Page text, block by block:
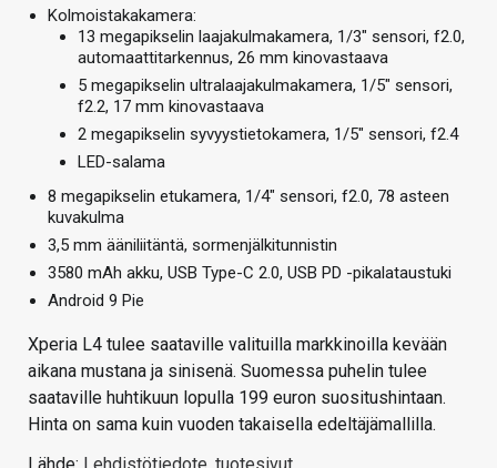
Kolmoistakakamera:
13 megapikselin laajakulmakamera, 1/3″ sensori, f2.0,
automaattitarkennus, 26 mm kinovastaava
5 megapikselin ultralaajakulmakamera, 1/5″ sensori,
f2.2, 17 mm kinovastaava
2 megapikselin syvyystietokamera, 1/5″ sensori, f2.4
LED-salama
8 megapikselin etukamera, 1/4″ sensori, f2.0, 78 asteen
kuvakulma
3,5 mm ääniliitäntä, sormenjälkitunnistin
3580 mAh akku, USB Type-C 2.0, USB PD -pikalataustuki
Android 9 Pie
Xperia L4 tulee saataville valituilla markkinoilla kevään
aikana mustana ja sinisenä. Suomessa puhelin tulee
saataville huhtikuun lopulla 199 euron suositushintaan.
Hinta on sama kuin vuoden takaisella edeltäjämallilla.